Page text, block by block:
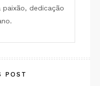
dedicação
POST